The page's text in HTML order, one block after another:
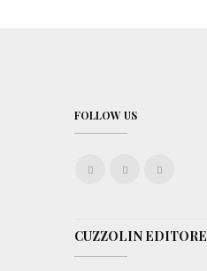
FOLLOW US
CUZZOLIN EDITORE